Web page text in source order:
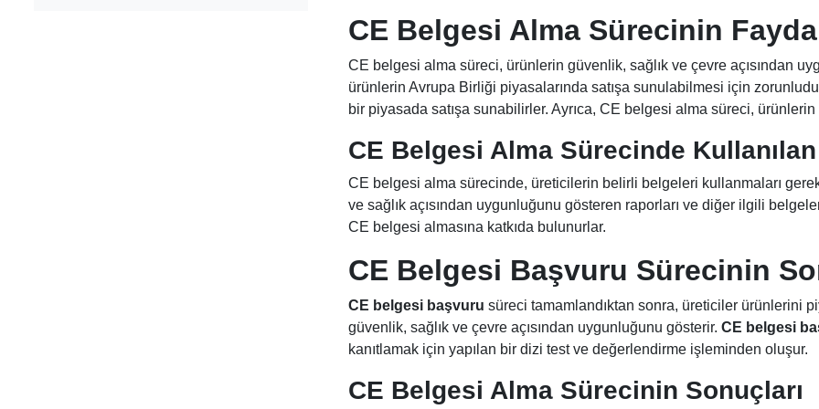
CE Belgesi Alma Sürecinin
CE belgesi alma süreci, ürünlerin güvenlik, sağlık ve çevre açısından
ürünlerin Avrupa Birliği piyasalarında satışa sunulabilmesi için
bir piyasada satışa sunabilirler. Ayrıca, CE belgesi alma süreci,
CE Belgesi Alma Sürecinde
CE belgesi alma sürecinde, üreticilerin belirli belgeleri kullanmaları
ve sağlık açısından uygunluğunu gösteren raporları ve diğer ilgili
CE belgesi almasına katkıda bulunurlar.
CE Belgesi Başvuru Sürecinin
CE belgesi başvuru süreci tamamlandıktan sonra, üreticiler ürünlerini
güvenlik, sağlık ve çevre açısından uygunluğunu gösterir. CE belgesi
kanıtlamak için yapılan bir dizi test ve değerlendirme işleminden oluşur.
CE Belgesi Alma Sürecinin Sonuçları